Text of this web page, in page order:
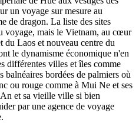
un voyage sur mesure au
de dragon. La liste des sites
voyage, mais le Vietnam, au cœur
Laos et nouveau centre du
le dynamisme économique n'en
différentes villes et îles comme
bordées de palmiers où
ou rouge comme à Mui Ne et ses
et sa vieille ville si bien
par une agence de voyage